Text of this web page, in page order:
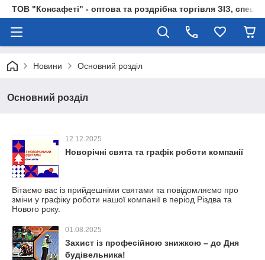
ТОВ "Консафеті" - оптова та роздрібна торгівля ЗІЗ,
Новини Основний розділ
Основний розділ
12.12.2025
Новорічні свята та графік роботи компанії
Вітаємо вас із прийдешніми святами та повідомляємо про
зміни у графіку роботи нашої компанії в період Різдва та
Нового року.
01.08.2025
Захист із професійною знижкою – до Дня
будівельника!